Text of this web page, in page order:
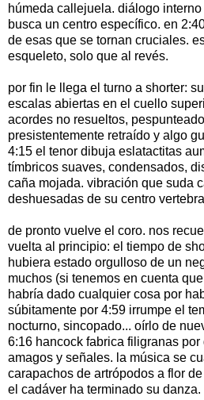
húmeda callejuela. diálogo
busca un centro específico. en
de esas que se tornan cruciales.
esqueleto, solo que al revés.
por fin le llega el turno a shorter:
escalas abiertas en el cuello
acordes no resueltos,
presistentemente retraído y algo
4:15 el tenor dibuja eslatactitas
tímbricos suaves, condensados,
caña mojada. vibración que suda
deshuesadas de su centro
de pronto vuelve el coro. nos
vuelta al principio: el tiempo de
hubiera estado orgulloso de un
muchos (si tenemos en cuenta
habría dado cualquier cosa por
súbitamente por 4:59 irrumpe el
nocturno, sincopado... oírlo de
6:16 hancock fabrica filigranas
amagos y señales. la música se
carapachos de artrópodos a flor
el cadáver ha terminado su danza.